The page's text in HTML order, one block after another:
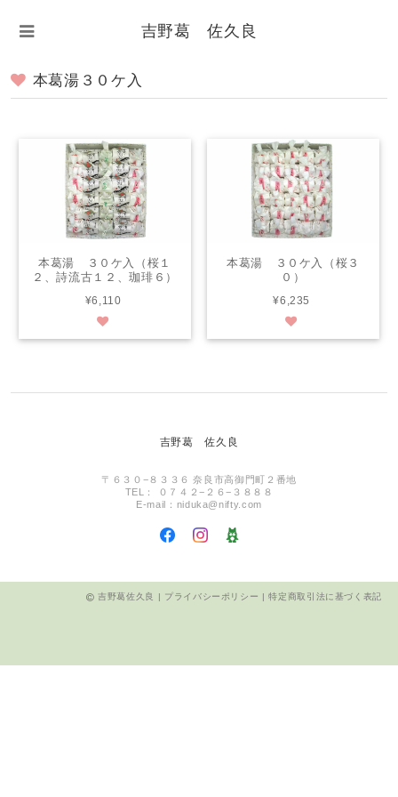
吉野葛 佐久良
本葛湯３０ケ入
本葛湯 ３０ケ入（桜１
２、詩流古１２、珈琲６）
¥6,110
本葛湯 ３０ケ入（桜３
０）
¥6,235
吉野葛 佐久良
〒６３０−８３３６ 奈良市高御門町２番地
TEL： ０７４２−２６−３８８８
E-mail： niduka@nifty.com
吉野葛佐久良 | プライバシーポリシー |特定商取引法に基づく表記